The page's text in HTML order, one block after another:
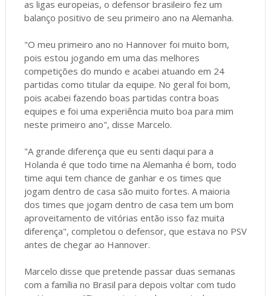
as ligas europeias, o defensor brasileiro fez um
balanço positivo de seu primeiro ano na Alemanha.
"O meu primeiro ano no Hannover foi muito bom,
pois estou jogando em uma das melhores
competições do mundo e acabei atuando em 24
partidas como titular da equipe. No geral foi bom,
pois acabei fazendo boas partidas contra boas
equipes e foi uma experiência muito boa para mim
neste primeiro ano", disse Marcelo.
"A grande diferença que eu senti daqui para a
Holanda é que todo time na Alemanha é bom, todo
time aqui tem chance de ganhar e os times que
jogam dentro de casa são muito fortes. A maioria
dos times que jogam dentro de casa tem um bom
aproveitamento de vitórias então isso faz muita
diferença", completou o defensor, que estava no PSV
antes de chegar ao Hannover.
Marcelo disse que pretende passar duas semanas
com a família no Brasil para depois voltar com tudo